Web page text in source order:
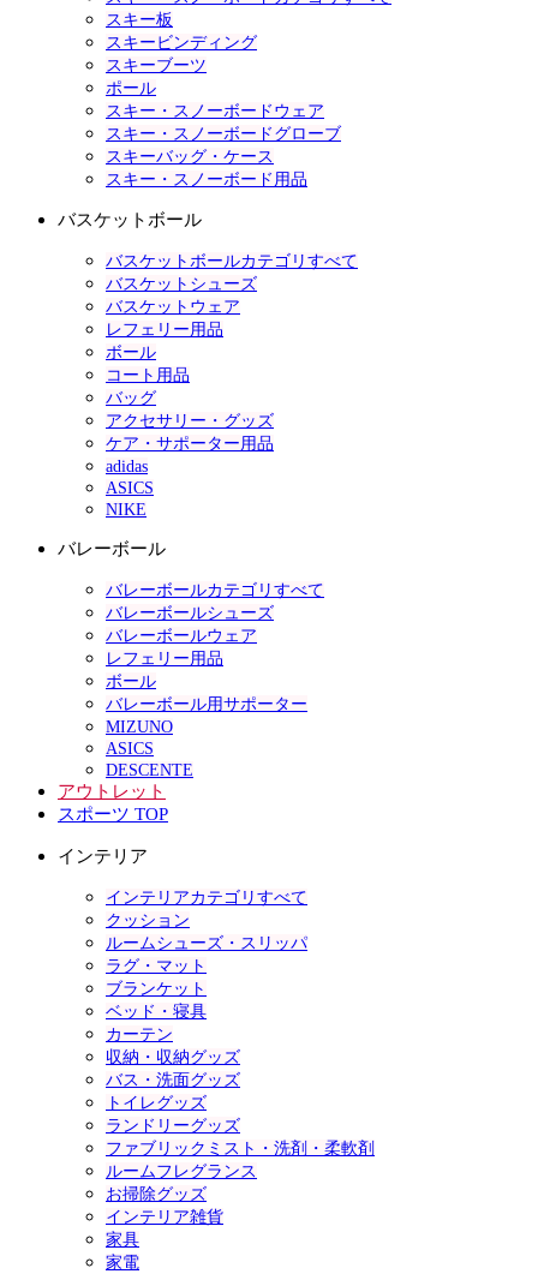
スキー板
スキービンディング
スキーブーツ
ポール
スキー・スノーボードウェア
スキー・スノーボードグローブ
スキーバッグ・ケース
スキー・スノーボード用品
バスケットボール
バスケットボールカテゴリすべて
バスケットシューズ
バスケットウェア
レフェリー用品
ボール
コート用品
バッグ
アクセサリー・グッズ
ケア・サポーター用品
adidas
ASICS
NIKE
バレーボール
バレーボールカテゴリすべて
バレーボールシューズ
バレーボールウェア
レフェリー用品
ボール
バレーボール用サポーター
MIZUNO
ASICS
DESCENTE
アウトレット
スポーツ TOP
インテリア
インテリアカテゴリすべて
クッション
ルームシューズ・スリッパ
ラグ・マット
ブランケット
ベッド・寝具
カーテン
収納・収納グッズ
バス・洗面グッズ
トイレグッズ
ランドリーグッズ
ファブリックミスト・洗剤・柔軟剤
ルームフレグランス
お掃除グッズ
インテリア雑貨
家具
家電